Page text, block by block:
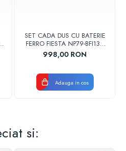
SET CADA DUS CU BATERIE
FERRO FIESTA NP79-BFI13U
CROM
998,00 RON
Adauga in cos
si: